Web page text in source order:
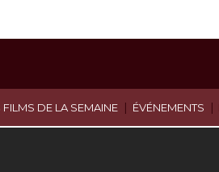
DE LA SEMAINE | ÉVÉNEMENTS |